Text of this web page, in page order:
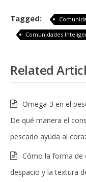
Tagged:
Comunidades
Related
Omega-3 en el
De qué manera el
pescado ayuda al
Cómo la forma de
despacio y la textura